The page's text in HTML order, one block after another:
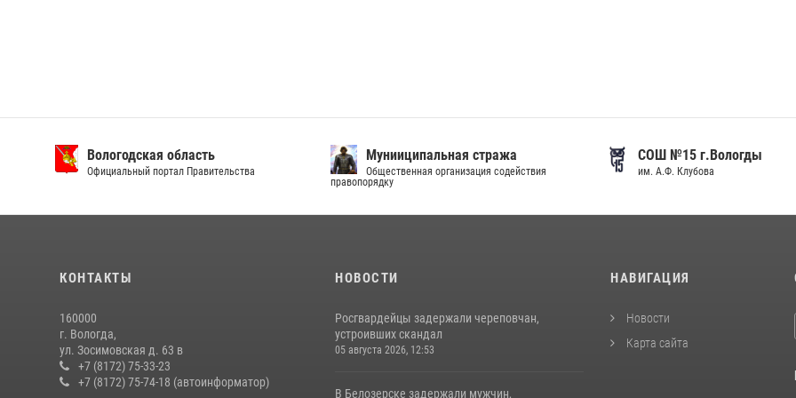
Вологодская область
Официальный портал Правительства
Мунииципальная стража
Общественная организация содействия
правопорядку
СОШ №15 г.Вологды
им. А.Ф. Клубова
КОНТАКТЫ
160000
г. Вологда,
ул. Зосимовская д. 63 в
+7 (8172) 75-33-23
+7 (8172) 75-74-18 (автоинформатор)
НОВОСТИ
Росгвардейцы задержали череповчан,
устроивших скандал
05 августа 2026, 12:53
В Белозерске задержали мужчин,
НАВИГАЦИЯ
Новости
Карта сайта